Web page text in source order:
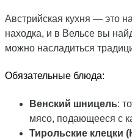
Австрийская кухня — это
находка, и в Вельсе вы
можно насладиться
Обязательные блюда:
Венский шницель:
мясо, подающееся с
Тирольские клецки